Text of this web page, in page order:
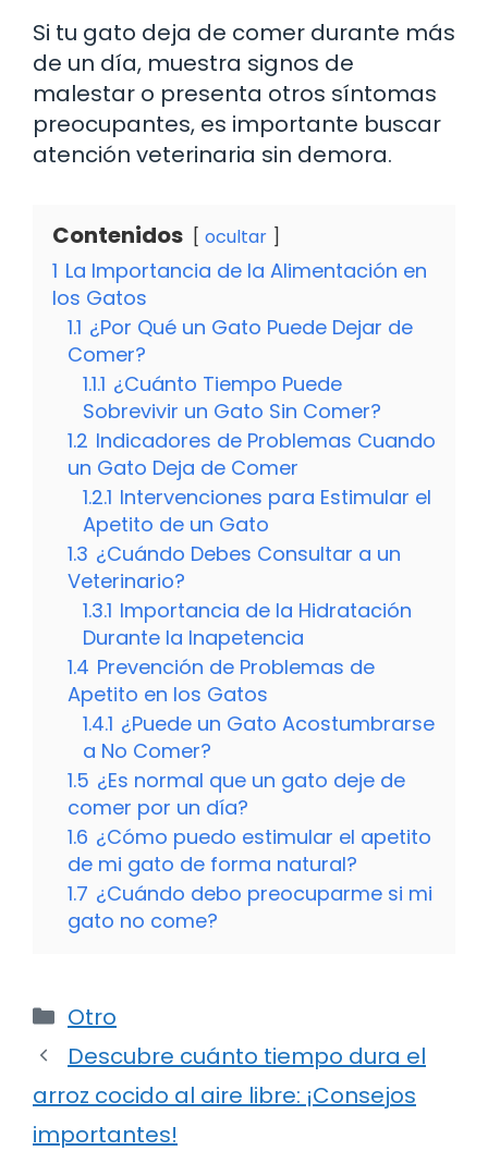
Si tu gato deja de comer durante más
de un día, muestra signos de
malestar o presenta otros síntomas
preocupantes, es importante buscar
atención veterinaria sin demora.
Contenidos ocultar
1 La Importancia de la Alimentación en
los Gatos
1.1 ¿Por Qué un Gato Puede Dejar de
Comer?
1.1.1 ¿Cuánto Tiempo Puede
Sobrevivir un Gato Sin Comer?
1.2 Indicadores de Problemas Cuando
un Gato Deja de Comer
1.2.1 Intervenciones para Estimular el
Apetito de un Gato
1.3 ¿Cuándo Debes Consultar a un
Veterinario?
1.3.1 Importancia de la Hidratación
Durante la Inapetencia
1.4 Prevención de Problemas de
Apetito en los Gatos
1.4.1 ¿Puede un Gato Acostumbrarse
a No Comer?
1.5 ¿Es normal que un gato deje de
comer por un día?
1.6 ¿Cómo puedo estimular el apetito
de mi gato de forma natural?
1.7 ¿Cuándo debo preocuparme si mi
gato no come?
Categorías
Otro
Descubre cuánto tiempo dura el
arroz cocido al aire libre: ¡Consejos
importantes!